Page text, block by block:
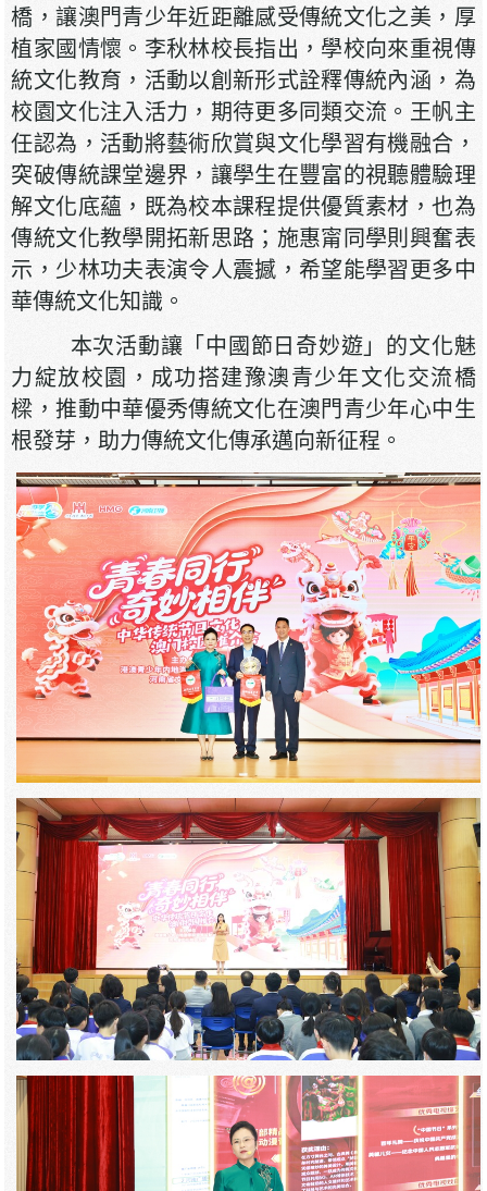
橋，讓澳門青少年近距離感受傳統文化之美，厚
植家國情懷。李秋林校長指出，學校向來重視傳
統文化教育，活動以創新形式詮釋傳統內涵，為
校園文化注入活力，期待更多同類交流。王帆主
任認為，活動將藝術欣賞與文化學習有機融合，
突破傳統課堂邊界，讓學生在豐富的視聽體驗理
解文化底蘊，既為校本課程提供優質素材，也為
傳統文化教學開拓新思路；施惠甯同學則興奮表
示，少林功夫表演令人震撼，希望能學習更多中
華傳統文化知識。
本次活動讓「中國節日奇妙遊」的文化魅
力綻放校園，成功搭建豫澳青少年文化交流橋
樑，推動中華優秀傳統文化在澳門青少年心中生
根發芽，助力傳統文化傳承邁向新征程。